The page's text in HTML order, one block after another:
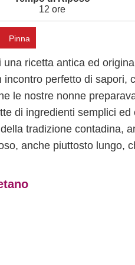
12 ore
Pinna
ricetta antica ed
perfetto di sapori,
le nostre nonne
di ingredienti semplici
tradizione contadina,
anche piuttosto lungo,